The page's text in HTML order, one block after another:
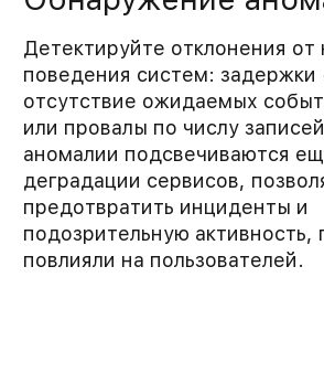
Детектируйте отклонения от
поведения систем: задержки
отсутствие ожидаемых
или провалы по числу
аномалии подсвечиваются
деградации сервисов,
предотвратить инциденты и
подозрительную активность,
повлияли на пользователей.